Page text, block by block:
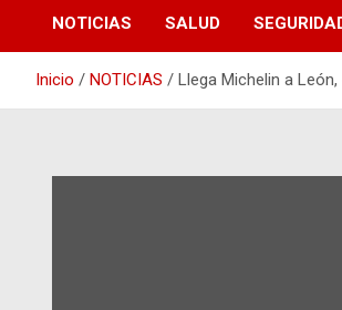
NOTICIAS SALUD
Inicio NOTICIAS Llega Michelin a